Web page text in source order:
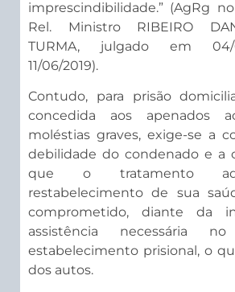
imprescindibilidade.” (AgRg no
Rel. Ministro RIBEIRO
TURMA, julgado em 04/
11/06/2019).
Contudo, para prisão
concedida aos apenados
moléstias graves, exige-se a
debilidade do condenado e a
que o tratamento
restabelecimento de sua
comprometido, diante da
assistência necessária
estabelecimento prisional, o
dos autos.